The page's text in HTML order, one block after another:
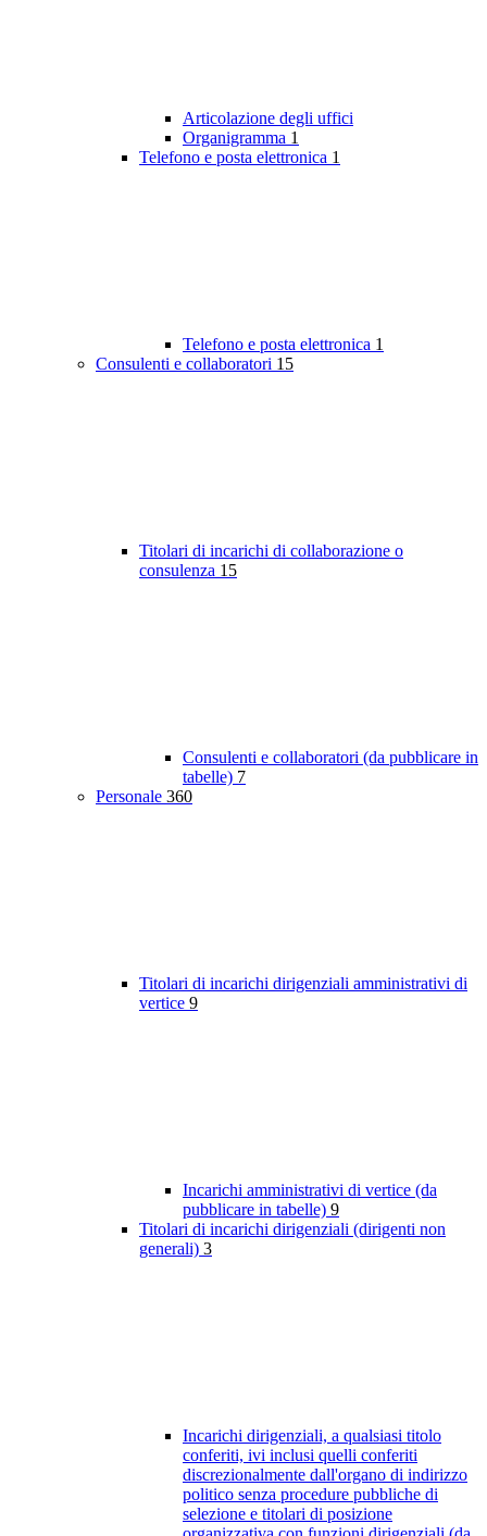
Articolazione degli uffici
Organigramma 1
Telefono e posta elettronica 1
Telefono e posta elettronica 1
Consulenti e collaboratori 15
Titolari di incarichi di collaborazione o
consulenza 15
Consulenti e collaboratori (da pubblicare in
tabelle) 7
Personale 360
Titolari di incarichi dirigenziali amministrativi di
vertice 9
Incarichi amministrativi di vertice (da
pubblicare in tabelle) 9
Titolari di incarichi dirigenziali (dirigenti non
generali) 3
Incarichi dirigenziali, a qualsiasi titolo
conferiti, ivi inclusi quelli conferiti
discrezionalmente dall'organo di indirizzo
politico senza procedure pubbliche di
selezione e titolari di posizione